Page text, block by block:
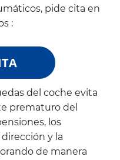
pide cita en
:
del coche evita
prematuro del
los
y la
de manera